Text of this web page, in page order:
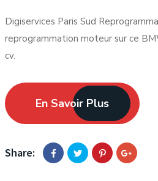
Digiservices Paris Sud
reprogrammation moteur sur ce
cv.
En Savoir Plus
Share: